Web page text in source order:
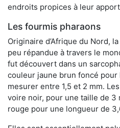
endroits propices à leur
Les fourmis pharaons
Originaire d’Afrique du Nord,
peu répandue à travers le
fut découvert dans un
couleur jaune brun foncé
mesurer entre 1,5 et 2 mm.
voire noir, pour une taille de 3
rouge pour une longueur de